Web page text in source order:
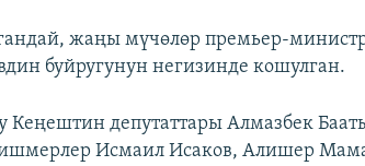
жаңы мүчөлөр премьер-
буйругунун негизинде кошулган.
Кеңештин депутаттары Алмазбек
Исмаил Исаков, Алишер